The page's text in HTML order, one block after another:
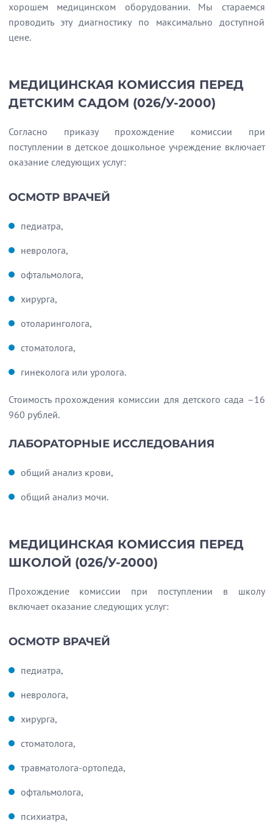
хорошем медицинском оборудовании. Мы стараемся
проводить эту диагностику по максимально доступной
цене.
МЕДИЦИНСКАЯ КОМИССИЯ ПЕРЕД
ДЕТСКИМ САДОМ (026/У-2000)
Согласно приказу прохождение комиссии при
поступлении в детское дошкольное учреждение включает
оказание следующих услуг:
ОСМОТР ВРАЧЕЙ
педиатра,
невролога,
офтальмолога,
хирурга,
отоларинголога,
стоматолога,
гинеколога или уролога.
Стоимость прохождения комиссии для детского сада –16
960 рублей.
ЛАБОРАТОРНЫЕ ИССЛЕДОВАНИЯ
общий анализ крови,
общий анализ мочи.
МЕДИЦИНСКАЯ КОМИССИЯ ПЕРЕД
ШКОЛОЙ (026/У-2000)
Прохождение комиссии при поступлении в школу
включает оказание следующих услуг:
ОСМОТР ВРАЧЕЙ
педиатра,
невролога,
хирурга,
стоматолога,
травматолога-ортопеда,
офтальмолога,
психиатра,